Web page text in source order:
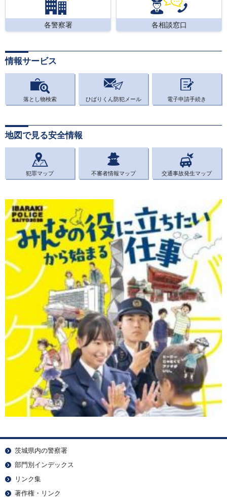
各警察署 各相談窓口
情報サービス
落とし物検索 ひばりくん防犯メール 電子申請手続き
地図で見る安全情報
犯罪マップ 不審者情報マップ 交通事故発生マップ
茨城県内の警察署
部門別インデックス
リンク集
著作権・リンク